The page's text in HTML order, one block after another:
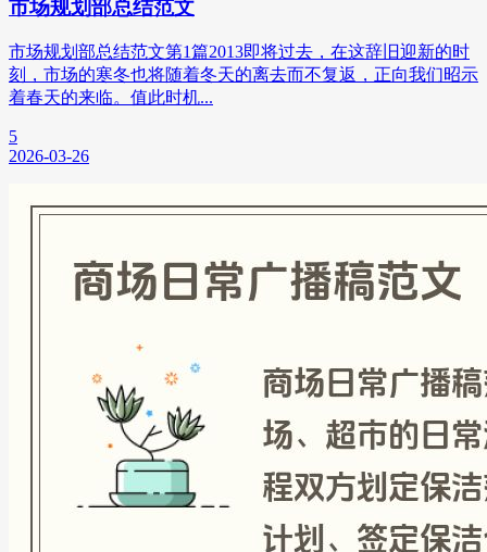
市场规划部总结范文
市场规划部总结范文第1篇2013即将过去，在这辞旧迎新的时
刻，市场的寒冬也将随着冬天的离去而不复返，正向我们昭示
着春天的来临。值此时机...
5
2026-03-26